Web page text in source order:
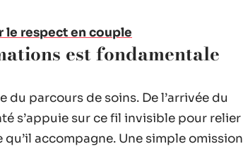
le respect en couple
est fondamentale
du parcours de soins. De l’arrivée du
s’appuie sur ce fil invisible pour relier
accompagne. Une simple omission